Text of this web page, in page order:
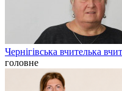
Чернігівська вчителька
головне